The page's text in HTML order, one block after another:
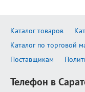
Каталог товаров
Каталог по торговой
Поставщикам
Телефон в